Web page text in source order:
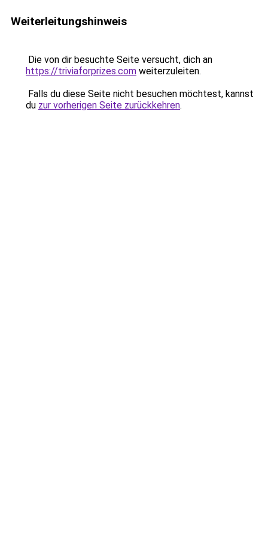
Weiterleitungshinweis
Die von dir besuchte Seite versucht, dich an
https://triviaforprizes.com weiterzuleiten.
Falls du diese Seite nicht besuchen möchtest, kannst
du zur vorherigen Seite zurückkehren.